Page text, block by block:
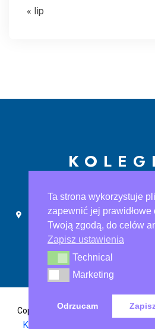
« lip
Ślusarska 9, 30-710 Kraków
+48 733
Copyright@2024 Kolegium
Klauzula informacyjna
Ta strona wykorzystuje
zapewnić jej prawidłowe
Twoją zgodą, do celów
Zapisz ustawienia
TechnicalTechnical
MarketingMarketing
Odrzucam